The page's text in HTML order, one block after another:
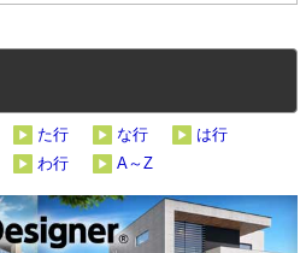
た行 な行
は行
わ行 A～Z